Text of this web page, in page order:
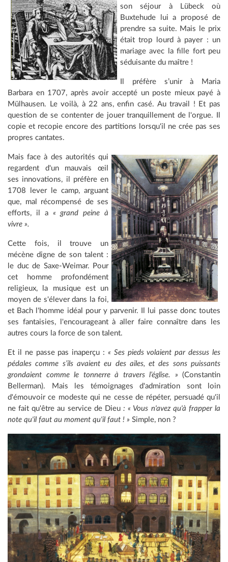
son séjour à Lübeck où
Buxtehude lui a proposé de
prendre sa suite. Mais le prix
était trop lourd à payer : un
mariage avec la fille fort peu
séduisante du maître !
Il préfère s’unir à Maria
Barbara en 1707, après avoir accepté un poste mieux payé à
Mülhausen. Le voilà, à 22 ans, enfin casé. Au travail ! Et pas
question de se contenter de jouer tranquillement de l'orgue. Il
copie et recopie encore des partitions lorsqu'il ne crée pas ses
propres cantates.
Mais face à des autorités qui
regardent d'un mauvais œil
ses innovations, il préfère en
1708 lever le camp, arguant
que, mal récompensé de ses
efforts, il a « grand peine à
vivre ».
Cette fois, il trouve un
mécène digne de son talent :
le duc de Saxe-Weimar. Pour
cet homme profondément
religieux, la musique est un
moyen de s'élever dans la foi,
et Bach l'homme idéal pour y parvenir. Il lui passe donc toutes
ses fantaisies, l'encourageant à aller faire connaître dans les
autres cours la force de son talent.
Et il ne passe pas inaperçu : « Ses pieds volaient par dessus les
pédales comme s’ils avaient eu des ailes, et des sons puissants
grondaient comme le tonnerre à travers l’église. » (Constantin
Bellerman). Mais les témoignages d'admiration sont loin
d'émouvoir ce modeste qui ne cesse de répéter, persuadé qu'il
ne fait qu'être au service de Dieu: « Vous n'avez qu'à frapper la
note qu'il faut au moment qu'il faut ! » Simple, non ?